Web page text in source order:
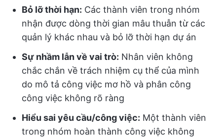
Bỏ lỡ thời hạn: Các thành viên trong nhóm
nhận được dòng thời gian mâu thuẫn từ các
quản lý khác nhau và bỏ lỡ thời hạn dự án
Sự nhầm lẫn về vai trò: Nhân viên không
chắc chắn về trách nhiệm cụ thể của mình
do mô tả công việc mơ hồ và phân công
công việc không rõ ràng
Hiểu sai yêu cầu/công việc: Một thành viên
trong nhóm hoàn thành công việc không